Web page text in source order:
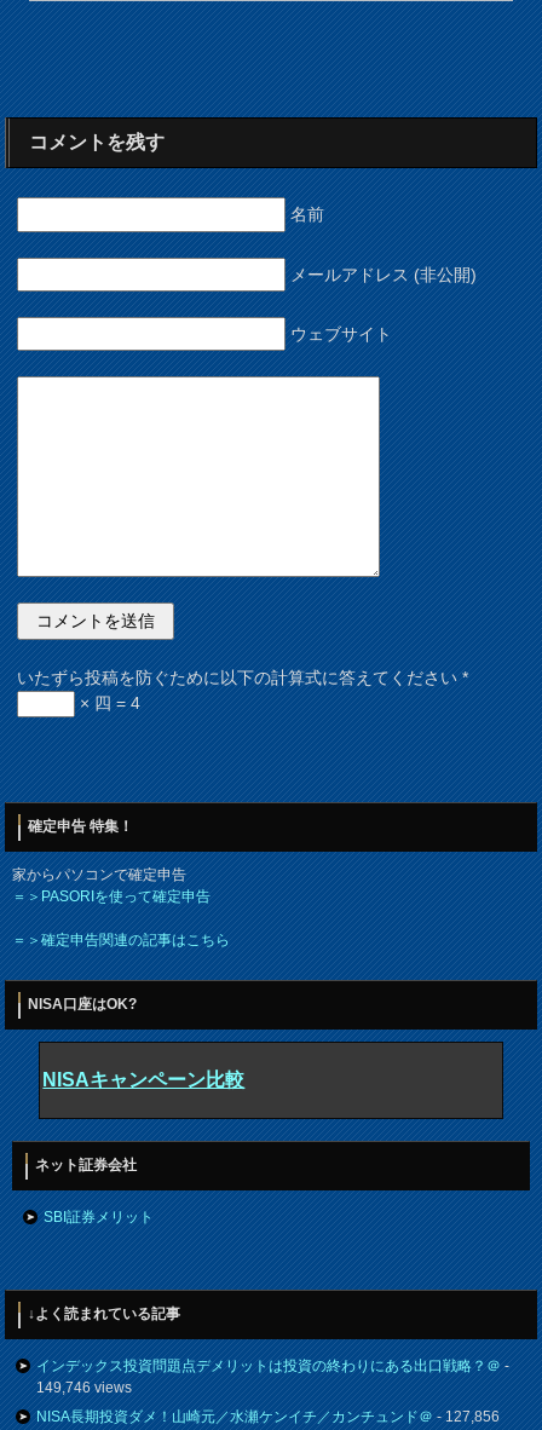
コメントを残す
名前
メールアドレス (非公開)
ウェブサイト
いたずら投稿を防ぐために以下の計算式に答えてください*
× 四 = 4
確定申告 特集！
家からパソコンで確定申告
＝＞PASORIを使って確定申告
＝＞確定申告関連の記事はこちら
NISA口座はOK?
NISAキャンペーン比較
ネット証券会社
SBI証券メリット
↓よく読まれている記事
インデックス投資問題点デメリットは投資の終わりにある出口戦略？＠-
149,746 views
NISA長期投資ダメ！山崎元／水瀬ケンイチ／カンチュンド＠- 127,856